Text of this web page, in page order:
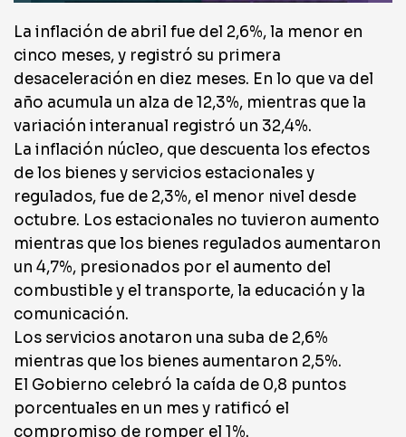
La inflación de abril fue del 2,6%, la menor en
cinco meses, y registró su primera
desaceleración en diez meses. En lo que va del
año acumula un alza de 12,3%, mientras que la
variación interanual registró un 32,4%.
La inflación núcleo, que descuenta los efectos
de los bienes y servicios estacionales y
regulados, fue de 2,3%, el menor nivel desde
octubre. Los estacionales no tuvieron aumento
mientras que los bienes regulados aumentaron
un 4,7%, presionados por el aumento del
combustible y el transporte, la educación y la
comunicación.
Los servicios anotaron una suba de 2,6%
mientras que los bienes aumentaron 2,5%.
El Gobierno celebró la caída de 0,8 puntos
porcentuales en un mes y ratificó el
compromiso de romper el 1%.